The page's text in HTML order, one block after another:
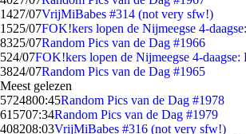
1427/07VrijMiBabes #314 (not very sfw!)
1525/07FOK!kers lopen de Nijmeegse 4-
8325/07Random Pics van de Dag #1966
524/07FOK!kers lopen de Nijmeegse 4-daagse:
3824/07Random Pics van de Dag #1965
Meest gelezen
5724800:45Random Pics van de Dag #1978
615707:34Random Pics van de Dag #1979
408208:03VrijMiBabes #316 (not very sfw!)